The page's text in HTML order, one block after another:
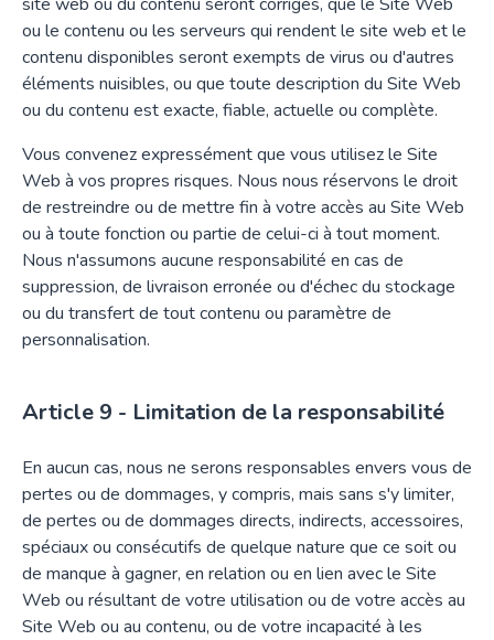
ou le contenu ou les serveurs qui rendent le site web et le
contenu disponibles seront exempts de virus ou d'autres
éléments nuisibles, ou que toute description du Site Web
ou du contenu est exacte, fiable, actuelle ou complète.
Vous convenez expressément que vous utilisez le Site
Web à vos propres risques. Nous nous réservons le droit
de restreindre ou de mettre fin à votre accès au Site Web
ou à toute fonction ou partie de celui-ci à tout moment.
Nous n'assumons aucune responsabilité en cas de
suppression, de livraison erronée ou d'échec du stockage
ou du transfert de tout contenu ou paramètre de
personnalisation.
Limitation de la responsabilité
En aucun cas, nous ne serons responsables envers vous de
pertes ou de dommages, y compris, mais sans s'y limiter,
de pertes ou de dommages directs, indirects, accessoires,
spéciaux ou consécutifs de quelque nature que ce soit ou
de manque à gagner, en relation ou en lien avec le Site
Web ou résultant de votre utilisation ou de votre accès au
Site Web ou au contenu, ou de votre incapacité à les